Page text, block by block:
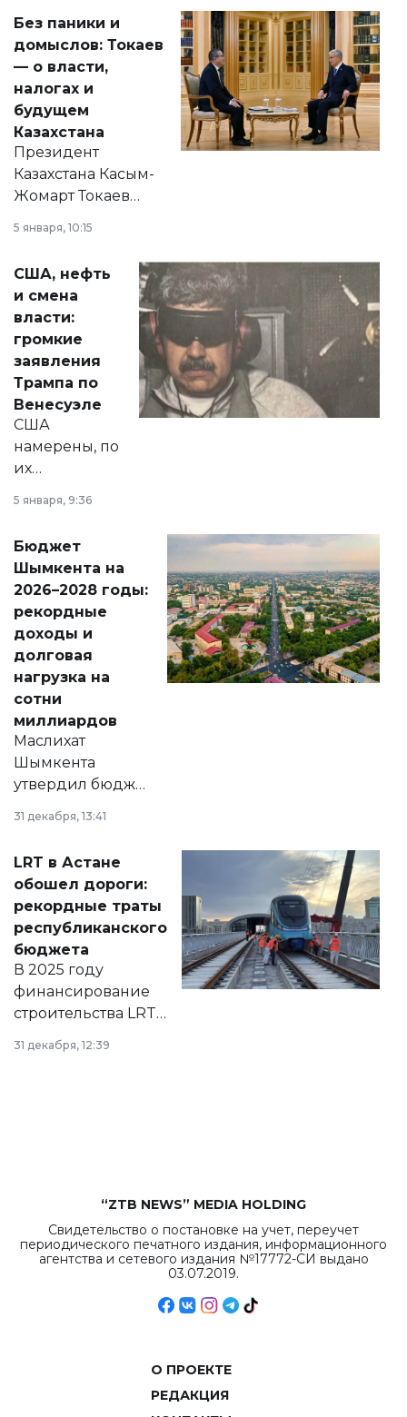
Без паники и
домыслов: Токаев
— о власти,
налогах и
будущем
Казахстана
Президент
Казахстана Касым-
Жомарт Токаев
сразу несколько
актуальных тем —
от слухов о
политических
реформах до
вопросов армии,
экономики и
личного здоровья.
5 января, 10:15
США, нефть
и смена
власти:
громкие
заявления
Трампа по
Венесуэле
США
намерены, по
их
принести
народу
Венесуэлы.
5 января, 9:36
Бюджет
Шымкента на
2026–2028 годы:
рекордные
доходы и
долговая
нагрузка на
сотни
миллиардов
Маслихат
Шымкента
утвердил бюджет
города на 2026–
2028 годы.
документ
появился в базе
нормативных
правовых актов и
на сайте маслихат
города.
31 декабря, 13:41
LRT в Астане
обошел дороги:
рекордные траты
республиканского
бюджета
В 2025 году
финансирование
строительства LRT
в Астане из
республиканского
31 декабря, 12:39
“ZTB NEWS” MEDIA HOLDING
Свидетельство о постановке на учет, переучет
периодического печатного издания, информационного
агентства и сетевого издания №17772-СИ выдано
03.07.2019.
О ПРОЕКТЕ
РЕДАКЦИЯ